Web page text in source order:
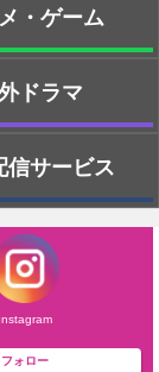
・ゲーム
ドラマ
信サービス
Instagram
フォロー